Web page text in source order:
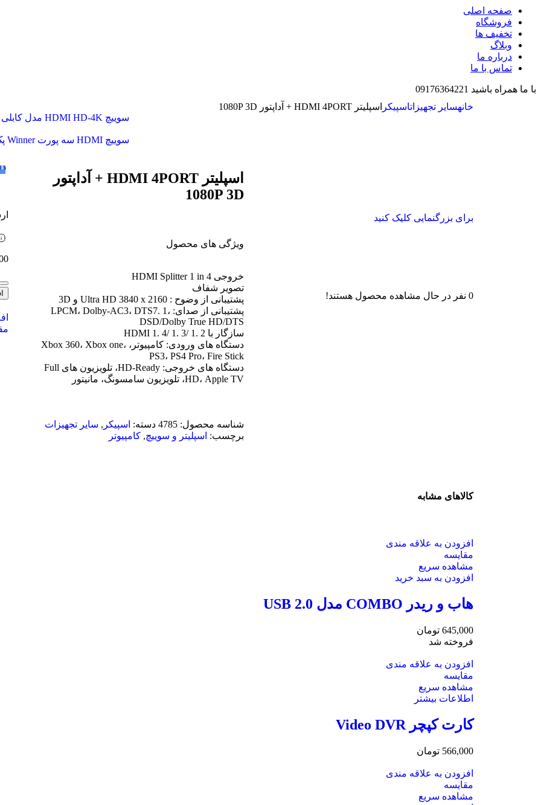
صفحه اصلی
فروشگاه
تخفیف ها
وبلاگ
درباره ما
تماس با ما
با ما همراه باشید 09176364221
خانهسایر تجهیزاتاسپیکر اسپلیتر HDMI 4PORT + آداپتور 1080P 3D
سوییچ HDMI HD-4K مدل کابلی 3 به 1 دستی
سوییچ HDMI سه پورت Winner پک آبی
برای بزرگنمایی کلیک کنید
0 نفر در حال مشاهده محصول هستند!
اسپلیتر HDMI 4PORT + آداپتور
1080P 3D
ویژگی های محصول
خروجی HDMI Splitter 1 in 4
تصویر شفاف
پشتیبانی از وضوح : Ultra HD 3840 x 2160 و 3D
پشتیبانی از صدای: LPCM، Dolby-AC3، DTS7. 1،
DSD/Dolby True HD/DTS
سازگار با HDMI 1. 4/ 1. 3/ 1. 2
دستگاه های ورودی: کامپیوتر، Xbox 360، Xbox one،
PS3، PS4 Pro، Fire Stick
دستگاه های خروجی: HD-Ready، تلویزیون های Full
HD، Apple TV، تلویزیون سامسونگ، مانیتور
شناسه محصول: 4785 دسته: اسپیکر , سایر تجهیزات
برچسب: اسپلیتر و سوییچ, کامپیوتر
کالاهای مشابه
افزودن به علاقه مندی
مقایسه
مشاهده سریع
افزودن به سبد خرید
هاب و ریدر COMBO مدل USB 2.0
645,000 تومان
فروخته شد
افزودن به علاقه مندی
مقایسه
مشاهده سریع
اطلاعات بیشتر
کارت کپچر Video DVR
566,000 تومان
افزودن به علاقه مندی
مقایسه
مشاهده سریع